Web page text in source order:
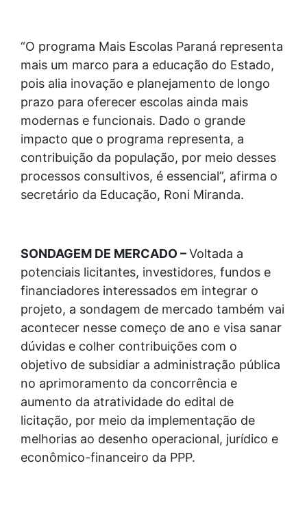
“O programa Mais Escolas Paraná representa
mais um marco para a educação do Estado,
pois alia inovação e planejamento de longo
prazo para oferecer escolas ainda mais
modernas e funcionais. Dado o grande
impacto que o programa representa, a
contribuição da população, por meio desses
processos consultivos, é essencial”, afirma o
secretário da Educação, Roni Miranda.
SONDAGEM DE MERCADO –Voltada a
potenciais licitantes, investidores, fundos e
financiadores interessados em integrar o
projeto, a sondagem de mercado também vai
acontecer nesse começo de ano e visa sanar
dúvidas e colher contribuições com o
objetivo de subsidiar a administração pública
no aprimoramento da concorrência e
aumento da atratividade do edital de
licitação, por meio da implementação de
melhorias ao desenho operacional, jurídico e
econômico-financeiro da PPP.